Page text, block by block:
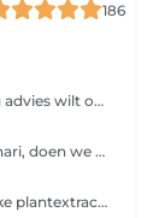
186
Boek een intakegesprek wanneer je deskundig advies wilt over jouw huidtype en/of gezondheidsklachten. Tijdens deze sessie bespreken we jouw specifieke zorgen en ontdekken we samen wat je kunt doen om je huid te verbeteren en welke behandelingen en/of producten het beste bij jou passen
Bij deze behandeling maak je kennis met Kalahari, doen we een huidanalyse en maken we een plan van aanpak van behandelingen en thuisverzorging. Het thuisproefpakket is een beginners set om thuis met de producten aan de slag te gaan. Een gezichtsbehandeling is een heerlijk verzorgende behandeling die het verouderingsproces van de huid helpt vertragen. Door regelmatig een gezichtsbehandeling te ondergaan krijgt je huid weer een boost en kom je tegelijk even helemaal tot rust.
Een diep voedende behandeling met natuurlijke plantextracten en botanische oliën.voor ieder huidtype incl. onzuiverheden verwijderen en wenkbrauwen epileren